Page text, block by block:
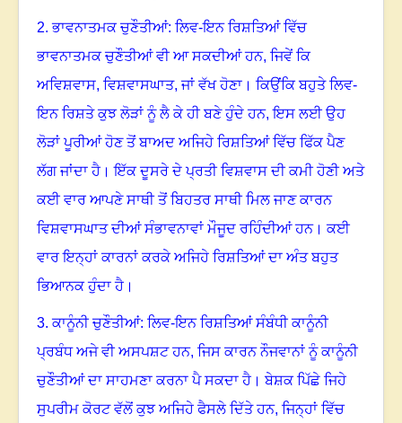
2.ਭਾਵਨਾਤਮਕ ਚੁਣੌਤੀਆਂ: ਲਿਵ-ਇਨ ਰਿਸ਼ਤਿਆਂ ਵਿੱਚ
ਭਾਵਨਾਤਮਕ ਚੁਣੌਤੀਆਂ ਵੀ ਆ ਸਕਦੀਆਂ ਹਨ, ਜਿਵੇਂ ਕਿ
ਅਵਿਸ਼ਵਾਸ, ਵਿਸ਼ਵਾਸਘਾਤ,ਜਾਂ ਵੱਖ ਹੋਣਾ । ਕਿਉਂਕਿ ਬਹੁਤੇ ਲਿਵ-
ਇਨ ਰਿਸ਼ਤੇ ਕੁਝ ਲੋੜਾਂ ਨੂੰ ਲੈ ਕੇ ਹੀ ਬਣੇ ਹੁੰਦੇ ਹਨ, ਇਸ ਲਈ ਉਹ
ਲੋੜਾਂ ਪੂਰੀਆਂ ਹੋਣ ਤੋਂ ਬਾਅਦ ਅਜਿਹੇ ਰਿਸ਼ਤਿਆਂ ਵਿੱਚ ਫਿੱਕ ਪੈਣ
ਲੱਗ ਜਾਂਦਾ ਹੈ ।ਇੱਕ ਦੂਸਰੇ ਦੇ ਪ੍ਰਤੀ ਵਿਸ਼ਵਾਸ ਦੀ ਕਮੀ ਹੋਣੀ ਅਤੇ
ਕਈ ਵਾਰ ਆਪਣੇ ਸਾਥੀ ਤੋਂ ਬਿਹਤਰ ਸਾਥੀ ਮਿਲ ਜਾਣ ਕਾਰਨ
ਵਿਸ਼ਵਾਸਘਾਤ ਦੀਆਂ ਸੰਭਾਵਨਾਵਾਂ ਮੌਜੂਦ ਰਹਿੰਦੀਆਂ ਹਨ।ਕਈ
ਵਾਰ ਇਨ੍ਹਾਂ ਕਾਰਨਾਂ ਕਰਕੇ ਅਜਿਹੇ ਰਿਸ਼ਤਿਆਂ ਦਾ ਅੰਤ ਬਹੁਤ
ਭਿਆਨਕ ਹੁੰਦਾ ਹੈ ।
3.ਕਾਨੂੰਨੀ ਚੁਣੌਤੀਆਂ: ਲਿਵ-ਇਨ ਰਿਸ਼ਤਿਆਂ ਸੰਬੰਧੀ ਕਾਨੂੰਨੀ
ਪ੍ਰਬੰਧ ਅਜੇ ਵੀ ਅਸਪਸ਼ਟ ਹਨ, ਜਿਸ ਕਾਰਨ ਨੌਜਵਾਨਾਂ ਨੂੰ ਕਾਨੂੰਨੀ
ਚੁਣੌਤੀਆਂ ਦਾ ਸਾਹਮਣਾ ਕਰਨਾ ਪੈ ਸਕਦਾ ਹੈ ।ਬੇਸ਼ਕ ਪਿੱਛੇ ਜਿਹੇ
ਸੁਪਰੀਮ ਕੋਰਟ ਵੱਲੋਂ ਕੁਝ ਅਜਿਹੇ ਫੈਸਲੇ ਦਿੱਤੇ ਹਨ, ਜਿਨ੍ਹਾਂ ਵਿੱਚ